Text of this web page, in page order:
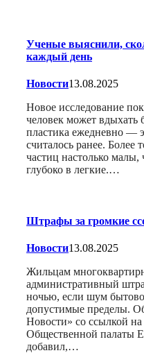
Ученые выяснили,
каждый день
Новости13.08.2025
Новое исследование
человек может вдыхать
пластика ежедневно —
считалось ранее. Более
частиц настолько
глубоко в легкие.…
Штрафы за громкие
Новости13.08.2025
Жильцам
административный
ночью, если шум
допустимые пределы.
Новости» со ссылкой
Общественной палаты
добавил,…